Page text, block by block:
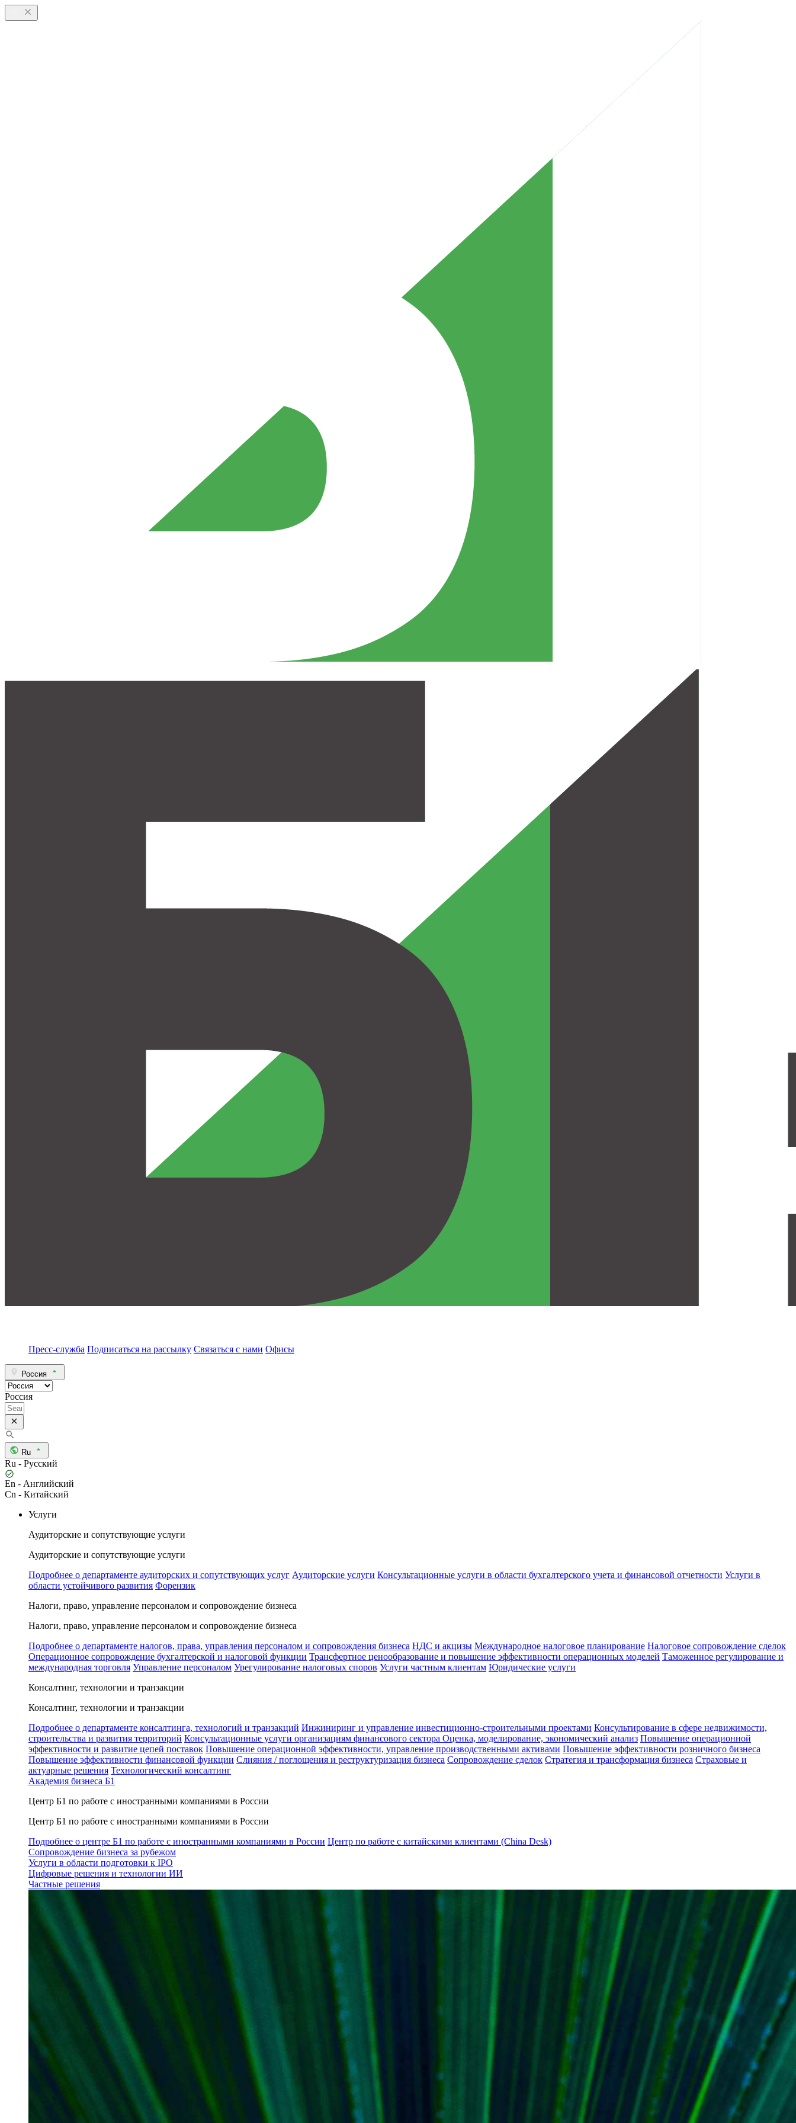
Пресс-служба Подписаться на рассылку Связаться с нами Офисы
Россия
Россия
Ru
Ru - Русский
En - Английский
Cn - Китайский
Услуги
Аудиторские и сопутствующие услуги
Аудиторские и сопутствующие услуги
Подробнее о департаменте аудиторских и сопутствующих услуг Аудиторские услуги Консультационные услуги в области бухгалтерского учета и финансовой отчетности Услуги в
области устойчивого развития Форензик
Налоги, право, управление персоналом и сопровождение бизнеса
Налоги, право, управление персоналом и сопровождение бизнеса
Подробнее о департаменте налогов, права, управления персоналом и сопровождения бизнеса НДС и акцизы Международное налоговое планирование Налоговое сопровождение сделок
Операционное сопровождение бухгалтерской и налоговой функции Трансфертное ценообразование и повышение эффективности операционных моделей Таможенное регулирование и
международная торговля Управление персоналом Урегулирование налоговых споров Услуги частным клиентам Юридические услуги
Консалтинг, технологии и транзакции
Консалтинг, технологии и транзакции
Подробнее о департаменте консалтинга, технологий и транзакций Инжиниринг и управление инвестиционно-строительными проектами Консультирование в сфере недвижимости,
строительства и развития территорий Консультационные услуги организациям финансового сектора Оценка, моделирование, экономический анализ Повышение операционной
эффективности и развитие цепей поставок Повышение операционной эффективности, управление производственными активами Повышение эффективности розничного бизнеса
Повышение эффективности финансовой функции Слияния / поглощения и реструктуризация бизнеса Сопровождение сделок Стратегия и трансформация бизнеса Страховые и
актуарные решения Технологический консалтинг
Академия бизнеса Б1
Центр Б1 по работе с иностранными компаниями в России
Центр Б1 по работе с иностранными компаниями в России
Подробнее о центре Б1 по работе с иностранными компаниями в России Центр по работе с китайскими клиентами (China Desk)
Сопровождение бизнеса за рубежом
Услуги в области подготовки к IPO
Цифровые решения и технологии ИИ
Частные решения